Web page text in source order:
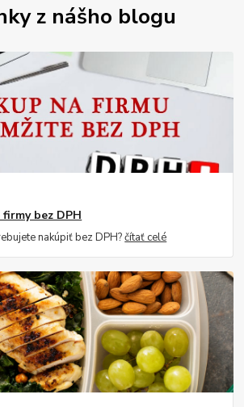
z nášho blogu
bez DPH
nakúpiť bez DPH?čítať celé